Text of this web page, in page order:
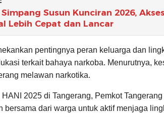
Susun Kunciran 2026,
Lebih Cepat dan Lancar
pentingnya peran keluarga dan
terkait bahaya narkoba. Menurutnya,
melawan narkotika.
2025 di Tangerang, Pemkot
bersama dari warga untuk aktif menjaga